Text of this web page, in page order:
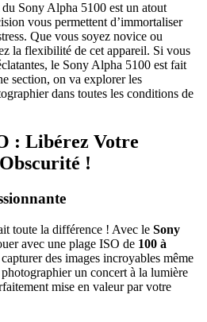
Sony Alpha 5100 est un atout
vous permettent d’immortaliser
Que vous soyez novice ou
la flexibilité de cet appareil. Si vous
le Sony Alpha 5100 est fait
section, on va explorer les
dans toutes les conditions de
: Libérez Votre
!
toute la différence ! Avec le Sony
avec une plage ISO de 100 à
des images incroyables même
un concert à la lumière
mise en valeur par votre